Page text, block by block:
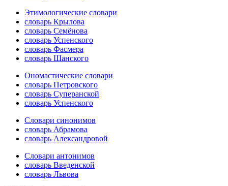
Этимологические словари
словарь Крылова
словарь Семёнова
словарь Успенского
словарь Фасмера
словарь Шанского
Ономастические словари
словарь Петровского
словарь Суперанской
словарь Успенского
Словари синонимов
словарь Абрамова
словарь Александровой
Словари антонимов
словарь Введенской
словарь Львова